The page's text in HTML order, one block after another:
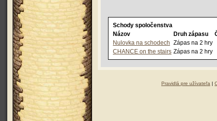
Schody spoločenstva
Názov
Druh zápasu
Nulovka na schodech Zápas na 2 hry
CHANCE on the stairs Zápas na 2 hry
Pravidlá pre užívateľa |